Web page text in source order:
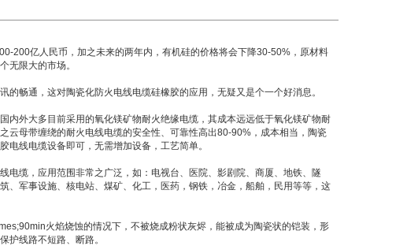
200亿人民币，加之未来的两年内，有机硅的价格将会下降30-50%，原材料
无限大的市场。
畅通，这对陶瓷化防火电线电缆硅橡胶的应用，无疑又是个一个好消息。
内外大多目前采用的氧化镁矿物耐火绝缘电缆，其成本远远低于氧化镁矿物耐
云母带缠绕的耐火电线电缆的安全性、可靠性高出80-90%，成本相当，陶瓷
线电缆设备即可，无需增加设备，工艺简单。
缆，应用范围非常之广泛，如：电视台、医院、影剧院、商厦、地铁、隧
军事设施、核电站、煤矿、化工，医药，钢铁，冶金，船舶，民用等等，这
火焰烧蚀的情况下，不被烧成粉状灰烬，能被成为陶瓷状的铠装，形
护线路不短路、断路。